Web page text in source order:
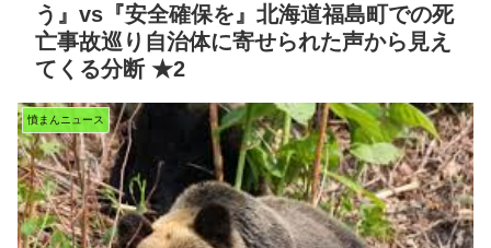
う』vs『安全確保を』北海道福島町での死
亡事故巡り自治体に寄せられた声から見え
てくる分断 ★2
憤まんニュース